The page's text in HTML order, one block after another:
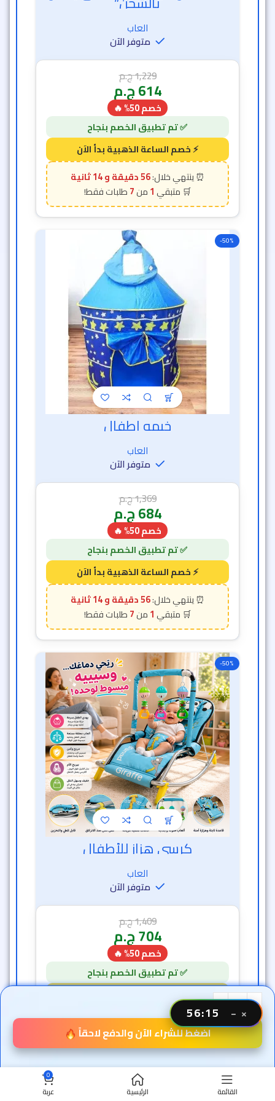
56 دقيقة و 12 ثانية
7
خيمه اطفال
العاب
متوفر الآن
1,369ج.م
684ج.م
خصم 50% 🔥
56 دقيقة و 12 ثانية
7
خصم الساعة الذهبيةكرسي هزاز للأطفال
العاب
متوفر الآن
1,409ج.م
704ج.م
خصم 50% 🔥
56 دقيقة و 12 ثانية
7
اضغط للشراء الآن والدفع لاحقاً
القائمة الرئيسية
0
عربة
×
−
56:13